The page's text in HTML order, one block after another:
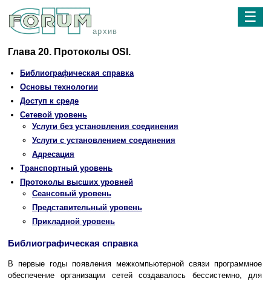
архив
☰
Глава 20. Протоколы OSI.
Библиографическая справка
Основы технологии
Доступ к среде
Сетевой уровень
Услуги без установления соединения
Услуги с установлением соединения
Адресация
Транспортный уровень
Протоколы высших уровней
Сеансовый уровень
Представительный уровень
Прикладной уровень
Библиографическая справка
В первые годы появления межкомпьютерной связи программное
обеспечение организации сетей создавалось бессистемно, для